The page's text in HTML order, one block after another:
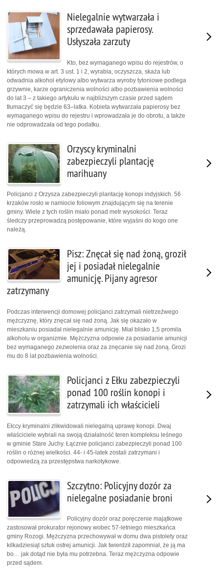
Nielegalnie wytwarzała i
sprzedawała papierosy.
Usłyszała zarzuty
Kto, bez wymaganego wpisu do rejestrów, o
których mowa w art. 3 ust. 1 i 2, wyrabia, oczyszcza, skaża lub
odwadnia alkohol etylowy albo wytwarza wyroby tytoniowe podlega
grzywnie, karze ograniczenia wolności albo pozbawienia wolności
do lat 3 – z takiego artykułu w najbliższym czasie przed sądem
tłumaczyć się będzie 63–latka. Kobieta wytwarzała papierosy bez
wymaganego wpisu do rejestru i wprowadzała je do obrotu, a także
nie odprowadzała od tego podatku.
Orzyscy kryminalni
zabezpieczyli plantację
marihuany
Policjanci z Orzysza zabezpieczyli plantację konopi indyjskich. 56
krzaków rosło w namiocie foliowym znajdującym się na terenie
gminy. Wiele z tych roślin miało ponad metr wysokości. Teraz
śledczy przeprowadzą postępowanie, które wyjaśni do kogo one
należą.
Pisz: Znęcał się nad żoną, groził
jej i posiadał nielegalnie
amunicję. Pijany agresor
zatrzymany
Podczas interwencji domowej policjanci zatrzymali nietrzeźwego
mężczyznę, który znęcał się nad żoną. Jak się okazało w
mieszkaniu posiadał nielegalnie amunicję. Miał blisko 1,5 promila
alkoholu w organizmie. Mężczyzna odpowie za posiadanie amunicji
bez wymaganego zezwolenia oraz za znęcanie się nad żoną. Grozi
mu do 8 lat pozbawienia wolności.
Policjanci z Ełku zabezpieczyli
ponad 100 roślin konopi i
zatrzymali ich właścicieli
Ełccy kryminalni zlikwidowali nielegalną uprawę konopi. Dwaj
właściciele wybrali na swoją działalność teren kompleksu leśnego
w gminie Stare Juchy. Łącznie policjanci zabezpieczyli ponad 100
roślin o różnej wielkości. 44- i 45-latek zostali zatrzymani i
odpowiedzą za przestępstwa narkotykowe.
Szczytno: Policyjny dozór za
nielegalne posiadanie broni
Policyjny dozór oraz poręczenie majątkowe
zastosował prokurator rejonowy wobec 57-letniego mieszkańca
gminy Rozogi. Mężczyzna przechowywał w domu dwa pistolety oraz
kilkadziesiąt sztuk ostrej amunicji. Jak twierdził zapomniał, że ją ma
bo… jak dotąd nie była mu potrzebna. Teraz mężczyzna odpowie
przed sądem.